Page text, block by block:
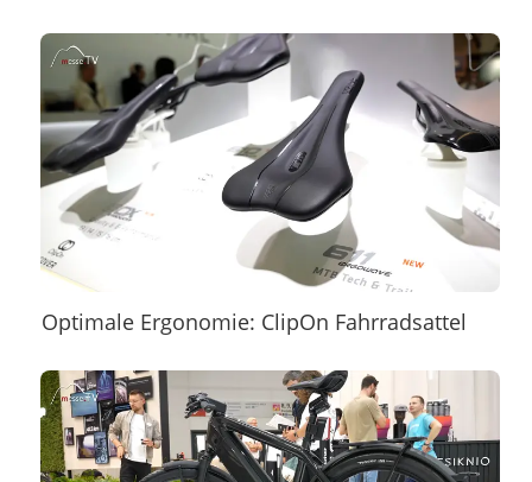
Optimale Ergonomie: ClipOn Fahrradsattel